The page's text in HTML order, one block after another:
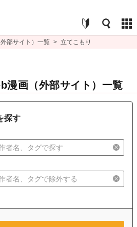
部サイト）一覧 > 立てこもり
漫画（外部サイト）一覧
探す